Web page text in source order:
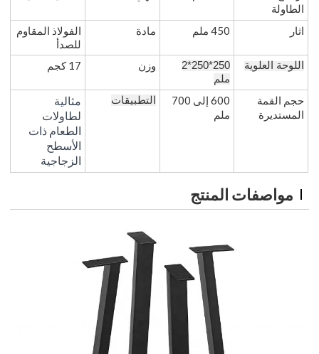
الطاولة
اثار 450 ملم مادة
الفولاذ المقاوم
للصدأ
اللوحة العلوية
250*250*2
ملم
وزن 17 كجم
حجم القمة
المستديرة
600 إلى 700
ملم
التطبيقات
مثالية
لطاولات
الطعام ذات
الأسطح
الزجاجية
مواصفات المنتج